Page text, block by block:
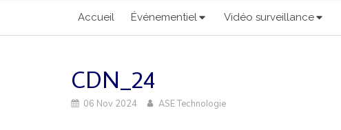
Accueil Événementiel Vidéo surveillance
CDN_24
06 Nov 2024 ASE Technologie